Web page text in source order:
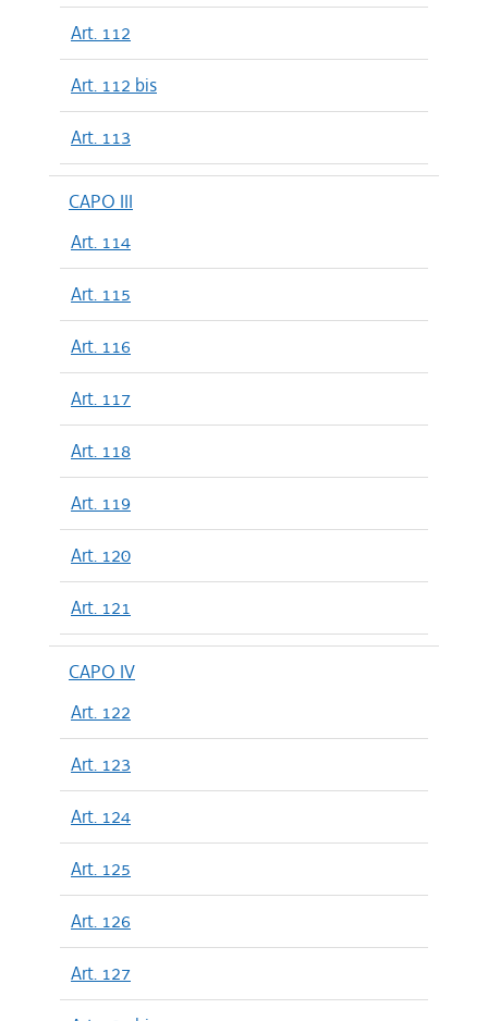
Art. 112
Art. 112 bis
Art. 113
CAPO III
Art. 114
Art. 115
Art. 116
Art. 117
Art. 118
Art. 119
Art. 120
Art. 121
CAPO IV
Art. 122
Art. 123
Art. 124
Art. 125
Art. 126
Art. 127